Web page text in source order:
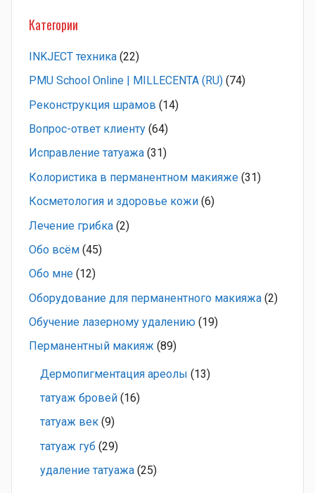
Категории
INKJECT техника (22)
PMU School Online | MILLECENTA (RU) (74)
Pеконструкция шрамов (14)
Вопрос-ответ клиенту (64)
Исправление татуажа (31)
Колористика в перманентном макияже (31)
Косметология и здоровье кожи (6)
Лечение грибка (2)
Обо всём (45)
Обо мне (12)
Оборудование для перманентного макияжа (2)
Обучение лазерному удалению (19)
Перманентный макияж (89)
Дермопигментация ареолы (13)
татуаж бровей (16)
татуаж век (9)
татуаж губ (29)
удаление татуажа (25)